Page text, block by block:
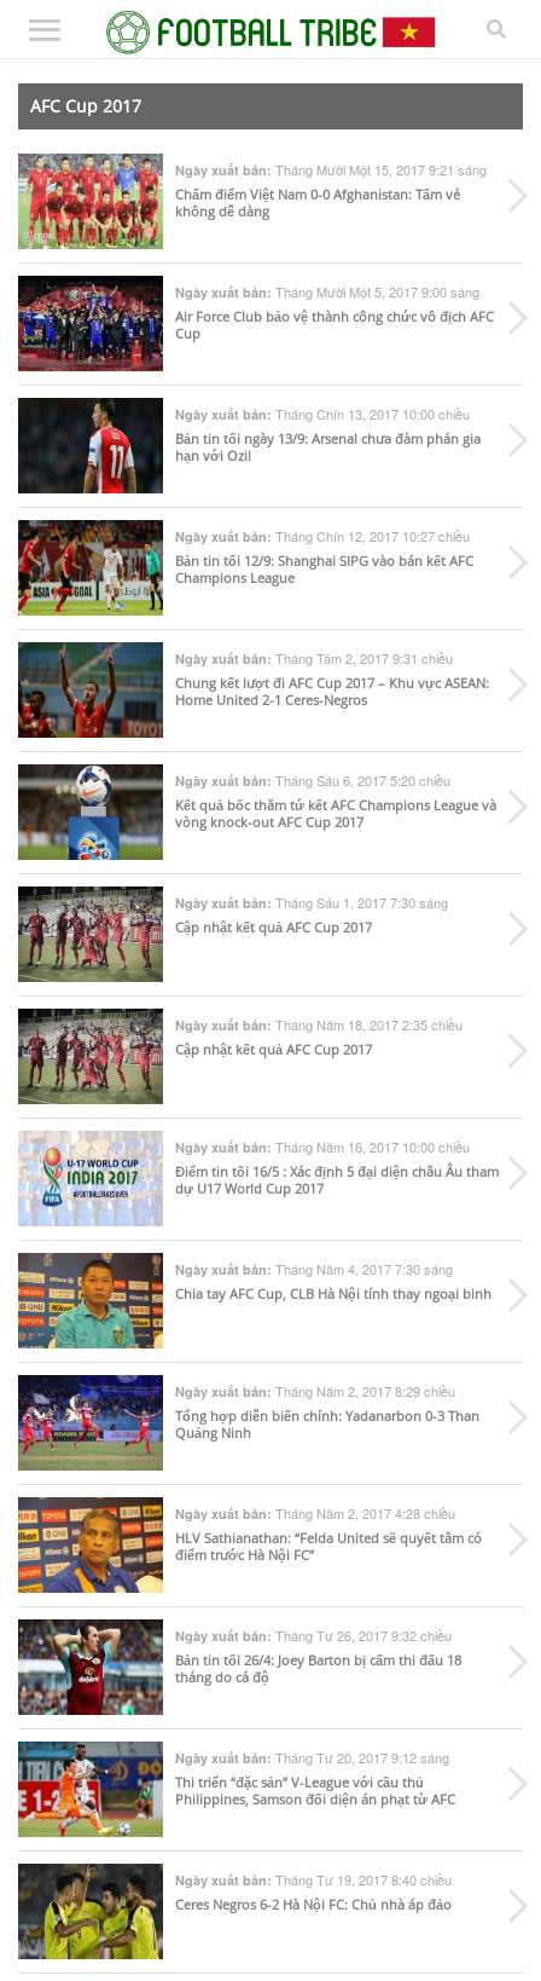
AFC Cup 2017
Ngày xuất bản: Tháng Mười Một 15, 2017 9:21 sáng
Chấm điểm Việt Nam 0-0 Afghanistan: Tấm vé
không dễ dàng
Ngày xuất bản: Tháng Mười Một 5, 2017 9:00 sáng
Air Force Club bảo vệ thành công chức vô địch AFC
Cup
Ngày xuất bản: Tháng Chín 13, 2017 10:00 chiều
Bản tin tối ngày 13/9: Arsenal chưa đàm phán gia
hạn với Ozil
Ngày xuất bản: Tháng Chín 12, 2017 10:27 chiều
Bản tin tối 12/9: Shanghai SIPG vào bán kết AFC
Champions League
Ngày xuất bản: Tháng Tám 2, 2017 9:31 chiều
Chung kết lượt đi AFC Cup 2017 – Khu vực ASEAN:
Home United 2-1 Ceres-Negros
Ngày xuất bản: Tháng Sáu 6, 2017 5:20 chiều
Kết quả bốc thăm tứ kết AFC Champions League và
vòng knock-out AFC Cup 2017
Ngày xuất bản: Tháng Sáu 1, 2017 7:30 sáng
Cập nhật kết quả AFC Cup 2017
Ngày xuất bản: Tháng Năm 18, 2017 2:35 chiều
Cập nhật kết quả AFC Cup 2017
Ngày xuất bản: Tháng Năm 16, 2017 10:00 chiều
Điểm tin tối 16/5 : Xác định 5 đại diện châu Âu tham
dự U17 World Cup 2017
Ngày xuất bản: Tháng Năm 4, 2017 7:30 sáng
Chia tay AFC Cup, CLB Hà Nội tính thay ngoại binh
Ngày xuất bản: Tháng Năm 2, 2017 8:29 chiều
Tổng hợp diễn biến chính: Yadanarbon 0-3 Than
Quảng Ninh
Ngày xuất bản: Tháng Năm 2, 2017 4:28 chiều
HLV Sathianathan: “Felda United sẽ quyết tâm có
điểm trước Hà Nội FC”
Ngày xuất bản: Tháng Tư 26, 2017 9:32 chiều
Bản tin tối 26/4: Joey Barton bị cấm thi đấu 18
tháng do cá độ
Ngày xuất bản: Tháng Tư 20, 2017 9:12 sáng
Thi triển “đặc sản” V-League với cầu thủ
Philippines, Samson đối diện án phạt từ AFC
Ngày xuất bản: Tháng Tư 19, 2017 8:40 chiều
Ceres Negros 6-2 Hà Nội FC: Chủ nhà áp đảo